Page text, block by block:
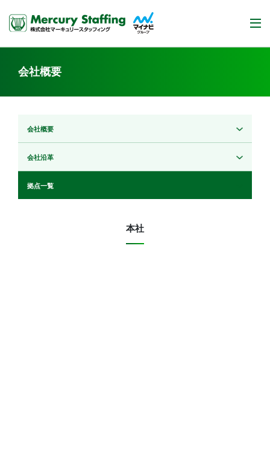
会社概要
会社概要
会社沿革
拠点一覧
本社